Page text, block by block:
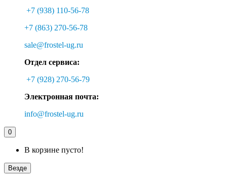
+7 (938) 110-56-78
+7 (863) 270-56-78
sale@frostel-ug.ru
Отдел сервиса:
+7 (928) 270-56-79
Электронная почта:
info@frostel-ug.ru
0
В корзине пусто!
Везде